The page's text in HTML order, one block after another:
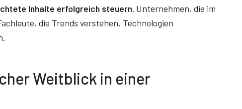
Inhalte erfolgreich steuern. Unternehmen, die im
die Trends verstehen, Technologien
Weitblick in einer